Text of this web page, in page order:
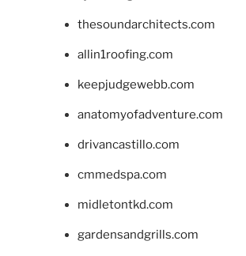
thesoundarchitects.com
allin1roofing.com
keepjudgewebb.com
anatomyofadventure.com
drivancastillo.com
cmmedspa.com
midletontkd.com
gardensandgrills.com